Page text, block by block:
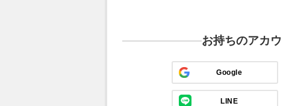
お持ちのアカ
Google
LINE